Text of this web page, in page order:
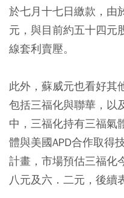
於七月十七日繳款，由
元，與目前約五十四元
線套利賣壓。
此外，蘇威元也看好其
包括三福化與聯華，以
中，三福化持有三福氣
體與美國APD合作取得
計畫，市場預估三福化
八元及六．二元，後續